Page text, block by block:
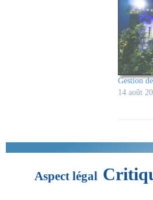
Gestion
14 août
Aspect légal